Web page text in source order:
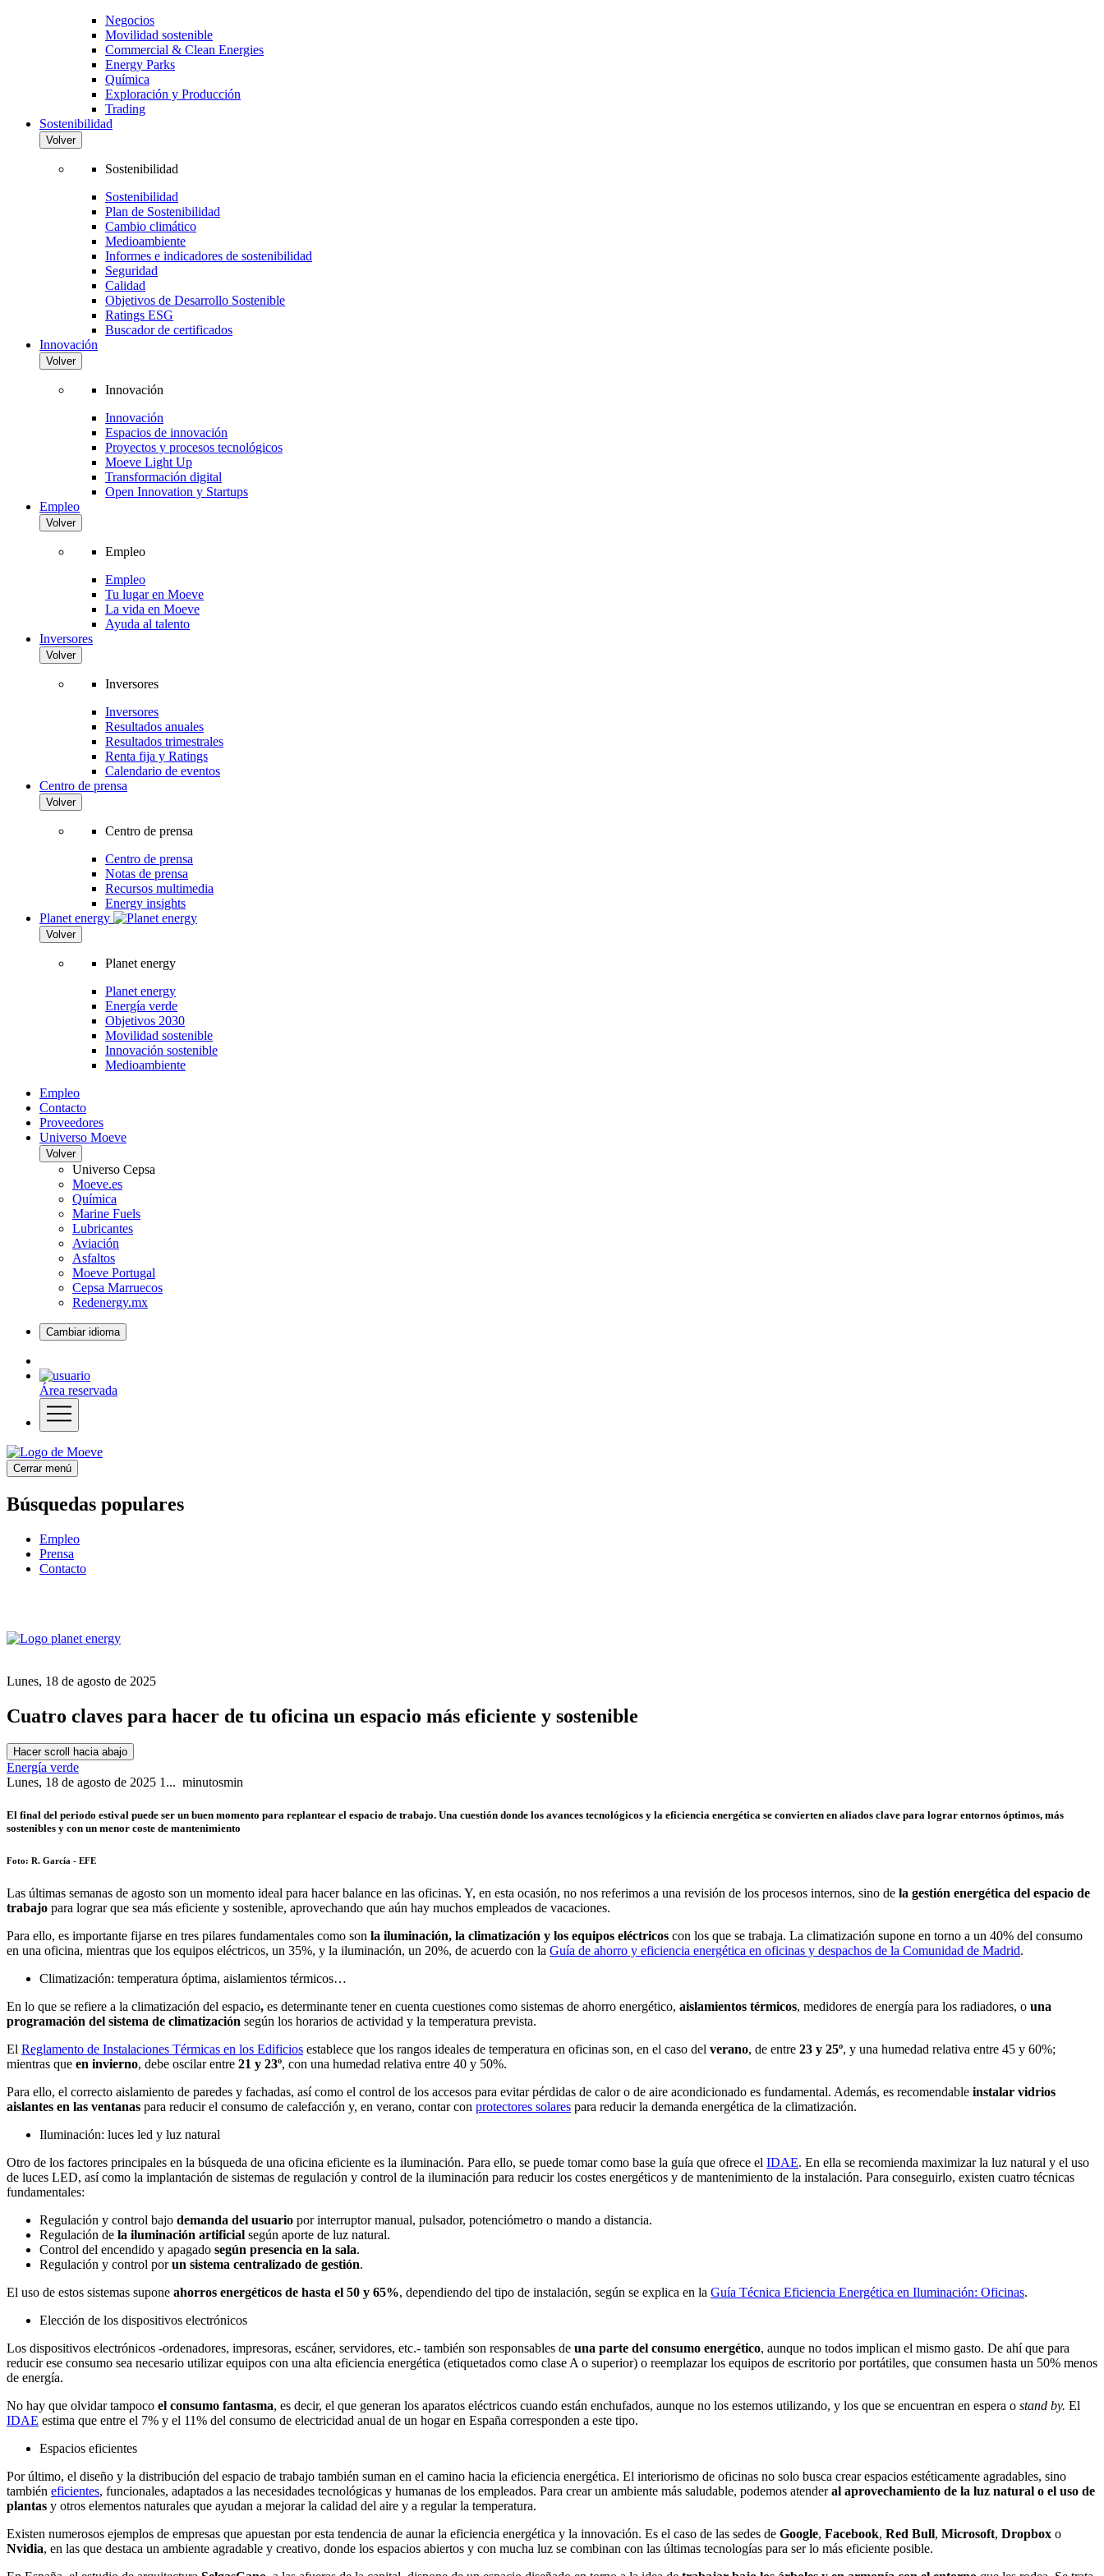
Negocios
Movilidad sostenible
Commercial & Clean Energies
Energy Parks
Química
Exploración y Producción
Trading
Sostenibilidad
Volver
Sostenibilidad
Sostenibilidad
Plan de Sostenibilidad
Cambio climático
Medioambiente
Informes e indicadores de sostenibilidad
Seguridad
Calidad
Objetivos de Desarrollo Sostenible
Ratings ESG
Buscador de certificados
Innovación
Volver
Innovación
Innovación
Espacios de innovación
Proyectos y procesos tecnológicos
Moeve Light Up
Transformación digital
Open Innovation y Startups
Empleo
Volver
Empleo
Empleo
Tu lugar en Moeve
La vida en Moeve
Ayuda al talento
Inversores
Volver
Inversores
Inversores
Resultados anuales
Resultados trimestrales
Renta fija y Ratings
Calendario de eventos
Centro de prensa
Volver
Centro de prensa
Centro de prensa
Notas de prensa
Recursos multimedia
Energy insights
Planet energy
Volver
Planet energy
Planet energy
Energía verde
Objetivos 2030
Movilidad sostenible
Innovación sostenible
Medioambiente
Empleo
Contacto
Proveedores
Universo Moeve
Volver
Universo Cepsa
Moeve.es
Química
Marine Fuels
Lubricantes
Aviación
Asfaltos
Moeve Portugal
Cepsa Marruecos
Redenergy.mx
Cambiar idioma
Área reservada
Cerrar menú
Búsquedas populares
Empleo
Prensa
Contacto
Lunes, 18 de agosto de 2025
Cuatro claves para hacer de tu oficina un espacio más eficiente y sostenible
Hacer scroll hacia abajo
Energía verde
Lunes, 18 de agosto de 2025 1... minutosmin
El final del periodo estival puede ser un buen momento para replantear el espacio de trabajo. Una cuestión donde los avances tecnológicos y la eficiencia energética se convierten en aliados clave para lograr entornos óptimos, más
sostenibles y con un menor coste de mantenimiento
Foto: R. García - EFE
Las últimas semanas de agosto son un momento ideal para hacer balance en las oficinas. Y, en esta ocasión, no nos referimos a una revisión de los procesos internos, sino de la gestión energética del espacio de
trabajo para lograr que sea más eficiente y sostenible, aprovechando que aún hay muchos empleados de vacaciones.
Para ello, es importante fijarse en tres pilares fundamentales como son la iluminación, la climatización y los equipos eléctricos con los que se trabaja. La climatización supone en torno a un 40% del consumo
en una oficina, mientras que los equipos eléctricos, un 35%, y la iluminación, un 20%, de acuerdo con la Guía de ahorro y eficiencia energética en oficinas y despachos de la Comunidad de Madrid.
Climatización: temperatura óptima, aislamientos térmicos…
En lo que se refiere a la climatización del espacio, es determinante tener en cuenta cuestiones como sistemas de ahorro energético, aislamientos térmicos, medidores de energía para los radiadores, o una
programación del sistema de climatización según los horarios de actividad y la temperatura prevista.
El Reglamento de Instalaciones Térmicas en los Edificios establece que los rangos ideales de temperatura en oficinas son, en el caso del verano, de entre 23 y 25º, y una humedad relativa entre 45 y 60%;
mientras que en invierno, debe oscilar entre 21 y 23º, con una humedad relativa entre 40 y 50%.
Para ello, el correcto aislamiento de paredes y fachadas, así como el control de los accesos para evitar pérdidas de calor o de aire acondicionado es fundamental. Además, es recomendable instalar vidrios
aislantes en las ventanas para reducir el consumo de calefacción y, en verano, contar con protectores solares para reducir la demanda energética de la climatización.
Iluminación: luces led y luz natural
Otro de los factores principales en la búsqueda de una oficina eficiente es la iluminación. Para ello, se puede tomar como base la guía que ofrece el IDAE. En ella se recomienda maximizar la luz natural y el uso
de luces LED, así como la implantación de sistemas de regulación y control de la iluminación para reducir los costes energéticos y de mantenimiento de la instalación. Para conseguirlo, existen cuatro técnicas
fundamentales:
Regulación y control bajo demanda del usuario por interruptor manual, pulsador, potenciómetro o mando a distancia.
Regulación de la iluminación artificial según aporte de luz natural.
Control del encendido y apagado según presencia en la sala.
Regulación y control porun sistema centralizado de gestión.
El uso de estos sistemas supone ahorros energéticos de hasta el 50 y 65%, dependiendo del tipo de instalación, según se explica en la Guía Técnica Eficiencia Energética en Iluminación: Oficinas.
Elección de los dispositivos electrónicos
Los dispositivos electrónicos -ordenadores, impresoras, escáner, servidores, etc.- también son responsables de una parte del consumo energético, aunque no todos implican el mismo gasto. De ahí que para
reducir ese consumo sea necesario utilizar equipos con una alta eficiencia energética (etiquetados como clase A o superior) o reemplazar los equipos de escritorio por portátiles, que consumen hasta un 50% menos
de energía.
No hay que olvidar tampoco el consumo fantasma, es decir, el que generan los aparatos eléctricos cuando están enchufados, aunque no los estemos utilizando, y los que se encuentran en espera o stand by. El
IDAE estima que entre el 7% y el 11% del consumo de electricidad anual de un hogar en España corresponden a este tipo.
Espacios eficientes
Por último, el diseño y la distribución del espacio de trabajo también suman en el camino hacia la eficiencia energética. El interiorismo de oficinas no solo busca crear espacios estéticamente agradables, sino
también eficientes, funcionales, adaptados a las necesidades tecnológicas y humanas de los empleados. Para crear un ambiente más saludable, podemos atenderal aprovechamiento de la luz natural o el uso de
plantas y otros elementos naturales que ayudan a mejorar la calidad del aire y a regular la temperatura.
Existen numerosos ejemplos de empresas que apuestan por esta tendencia de aunar la eficiencia energética y la innovación. Es el caso de las sedes de Google, Facebook, Red Bull, Microsoft, Dropbox o
Nvidia, en las que destaca un ambiente agradable y creativo, donde los espacios abiertos y con mucha luz se combinan con las últimas tecnologías para ser lo más eficiente posible.